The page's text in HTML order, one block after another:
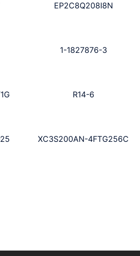
EP2C8Q208I8N
1-1827876-3
R14-6
XC3S200AN-4FTG256C